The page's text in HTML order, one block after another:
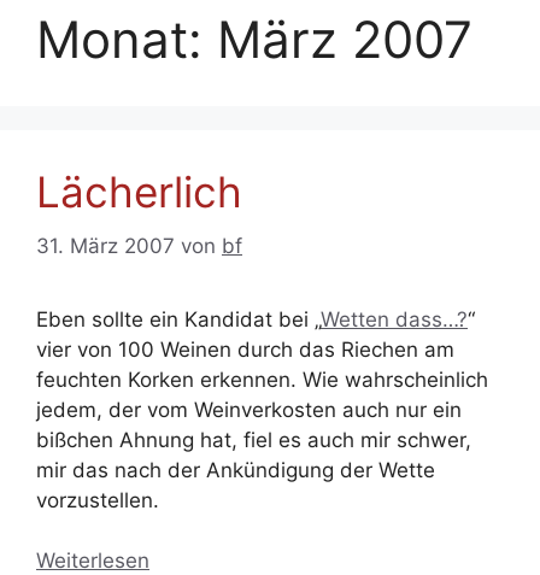
Monat: März 2007
Lächerlich
31. März 2007 von bf
Eben sollte ein Kandidat bei „Wetten dass…?“
vier von 100 Weinen durch das Riechen am
feuchten Korken erkennen. Wie wahrscheinlich
jedem, der vom Weinverkosten auch nur ein
bißchen Ahnung hat, fiel es auch mir schwer,
mir das nach der Ankündigung der Wette
vorzustellen.
Weiterlesen